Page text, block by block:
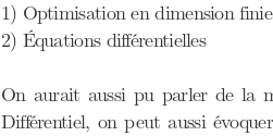
1) Optimisation en dimension finie
2) Équations différentielles
On aurait aussi pu parler de la
Différentiel, on peut aussi